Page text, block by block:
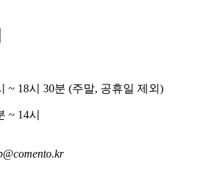
~ 18시 30분 (주말, 공휴일 제외)
~ 14시